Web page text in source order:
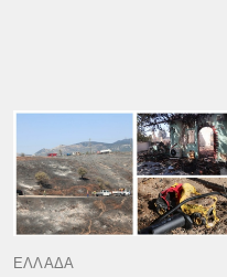
ΕΛΛΑΔΑ